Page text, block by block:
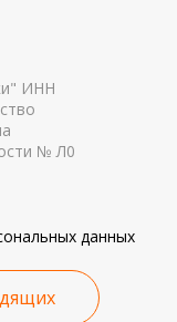
ИНН
№ Л0
данных